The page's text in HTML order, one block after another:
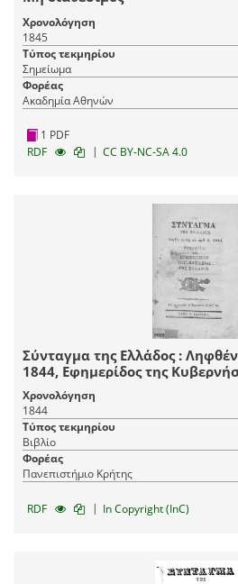
Χρονολόγηση
1845
Τύπος τεκμηρίου
Σημείωμα
Φορέας
Ακαδημία Αθηνών
1 PDF
RDF
| CC BY-NC-SA 4.0
Σύνταγμα της Ελλάδος : Ληφθέν εκ της υπ΄αριθ. 5,
1844, Εφημερίδος της
της Ελλάδος, και μετατυπωθέν
αυτώ έτει.
Χρονολόγηση
1844
Τύπος τεκμηρίου
Βιβλίο
Φορέας
Πανεπιστήμιο Κρήτης
RDF | In Copyright (InC)